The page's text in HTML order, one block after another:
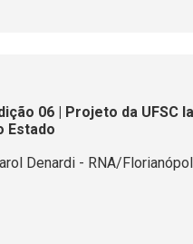
06 | Projeto da UFSC
Estado
Denardi - RNA/